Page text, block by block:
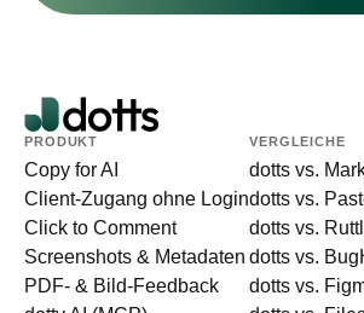
PRODUKT
Copy for AI
Client-Zugang ohne Login
Click to Comment
Screenshots & Metadaten
PDF- & Bild-Feedback
VERGLEICHE
dotts vs.
dotts vs.
dotts vs. Ruttl
dotts vs.
dotts vs.